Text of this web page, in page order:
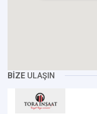
BİZE ULAŞIN